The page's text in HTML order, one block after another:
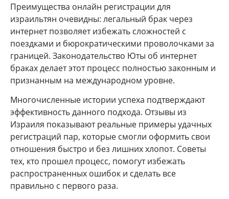
Преимущества онлайн регистрации для
израильтян очевидны: легальный брак через
интернет позволяет избежать сложностей с
поездками и бюрократическими проволочками за
границей. Законодательство Юты об интернет
браках делает этот процесс полностью законным и
признанным на международном уровне.
Многочисленные истории успеха подтверждают
эффективность данного подхода. Отзывы из
Израиля показывают реальные примеры удачных
регистраций пар, которые смогли оформить свои
отношения быстро и без лишних хлопот. Советы
тех, кто прошел процесс, помогут избежать
распространенных ошибок и сделать все
правильно с первого раза.